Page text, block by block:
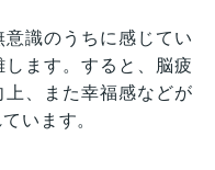
識のうちに感じてい
ます。すると、脳疲
、また幸福感などが
います。